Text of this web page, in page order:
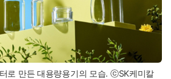
로 만든 대용량용기의 모습. ⓒSK케미칼